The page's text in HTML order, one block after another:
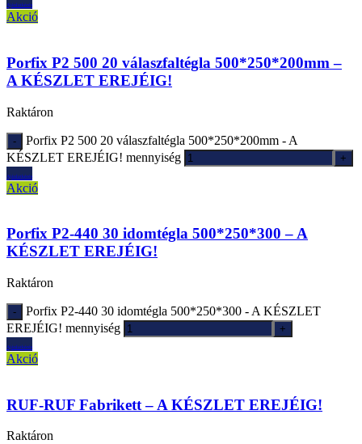
Ajánlatkérés
Akció
Porfix P2 500 20 válaszfaltégla 500*250*200mm –
A KÉSZLET EREJÉIG!
Raktáron
Porfix P2 500 20 válaszfaltégla 500*250*200mm - A
KÉSZLET EREJÉIG! mennyiség
Ajánlatkérés
Akció
Porfix P2-440 30 idomtégla 500*250*300 – A
KÉSZLET EREJÉIG!
Raktáron
Porfix P2-440 30 idomtégla 500*250*300 - A KÉSZLET
EREJÉIG! mennyiség
Ajánlatkérés
Akció
RUF-RUF Fabrikett – A KÉSZLET EREJÉIG!
Raktáron